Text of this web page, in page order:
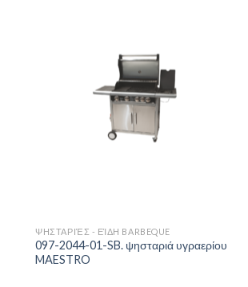
ΨΗΣΤΑΡΙΈΣ - ΕΊΔΗ BARBEQUE
097-2044-01-SB. ψησταριά υγραερίου
MAESTRO